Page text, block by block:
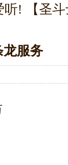
听! 【圣
服务